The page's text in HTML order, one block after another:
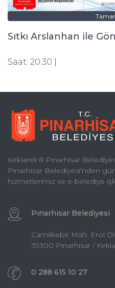
Sıtkı Arslanhan ile
Saat: 20:30 |
Kırklareli ili Pınarhisar
Pınarhisar Belediyesi'nden
hizmetlerimiz ve e-belediye
Pınarhisar Belediyesi
Camiikebir Mah. Erol
39300 Pınarhisar /
0 288 615 10 27